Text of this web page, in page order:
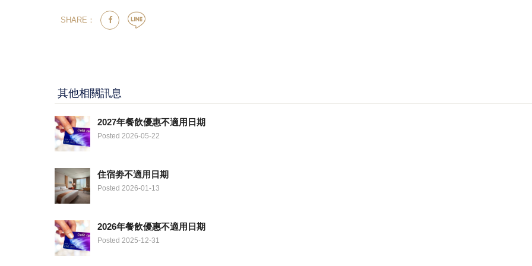
SHARE：
其他相關訊息
2027年餐飲優惠不適用日期
Posted 2026-05-22
住宿劵不適用日期
Posted 2026-01-13
2026年餐飲優惠不適用日期
Posted 2025-12-31